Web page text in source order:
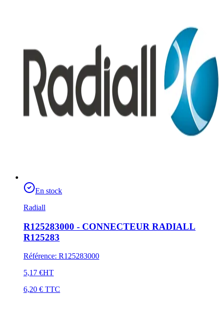
En stock
Radiall
R125283000 - CONNECTEUR RADIALL
R125283
Référence: R125283000
5,17 €HT
6,20 € TTC